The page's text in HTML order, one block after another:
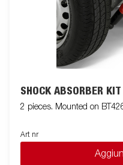
SHOCK ABSORBER
2 pieces. Mounted on
Art nr